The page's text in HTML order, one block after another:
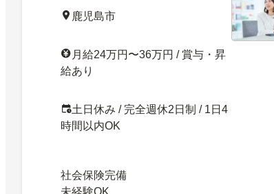
鹿児島市
月給24万円〜36万円 / 賞与・昇
給あり
土日休み / 完全週休2日制 / 1日4
時間以内OK
社会保険完備